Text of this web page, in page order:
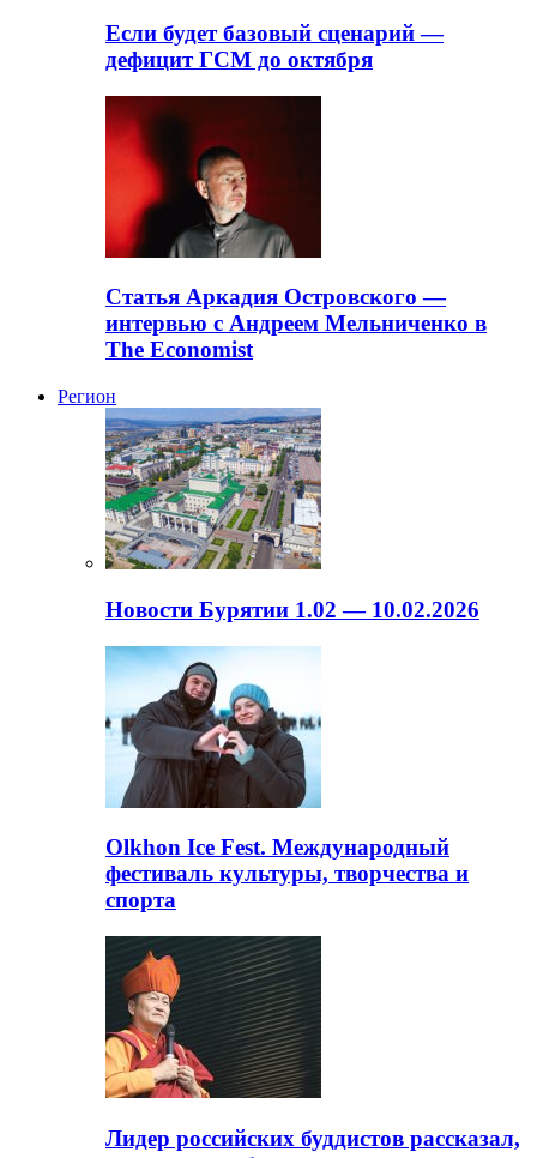
Если будет базовый сценарий —
дефицит ГСМ до октября
Статья Аркадия Островского —
интервью с Андреем Мельниченко в
The Economist
Регион
Новости Бурятии 1.02 — 10.02.2026
Olkhon Ice Fest. Международный
фестиваль культуры, творчества и
спорта
Лидер российских буддистов рассказал,